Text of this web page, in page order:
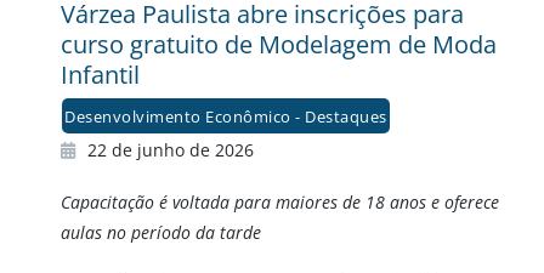
Várzea Paulista abre inscrições para
curso gratuito de Modelagem de Moda
Infantil
Desenvolvimento Econômico - Destaques
22 de junho de 2026
Capacitação é voltada para maiores de 18 anos e oferece
aulas no período da tarde